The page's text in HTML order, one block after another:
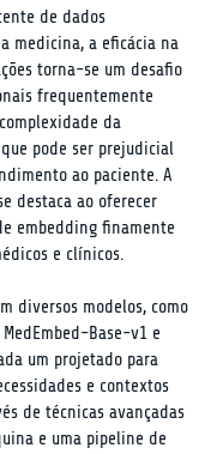
de dados
medicina, a eficácia na
torna-se um desafio
frequentemente
da
pode ser prejudicial
ao paciente. A
destaca ao oferecer
embedding finamente
e clínicos.
diversos modelos, como
Base-v1 e
um projetado para
e contextos
de técnicas avançadas
e uma pipeline de